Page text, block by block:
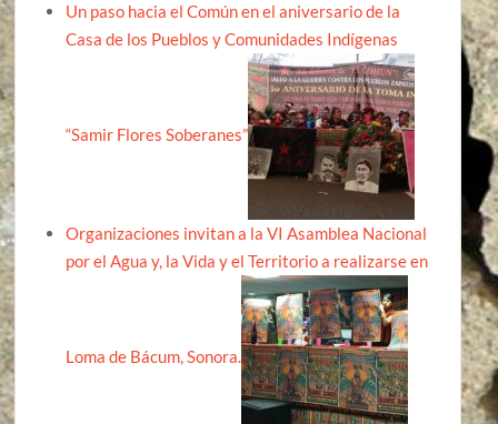
Un paso hacia el Común en el aniversario de la
Casa de los Pueblos y Comunidades Indígenas
“Samir Flores Soberanes”
Organizaciones invitan a la VI Asamblea Nacional
por el Agua y, la Vida y el Territorio a realizarse en
Loma de Bácum, Sonora.